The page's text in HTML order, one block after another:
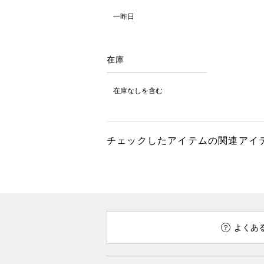
一昨日
在庫
在庫なしを含む
チェックしたアイテムの関連アイ
よくあ